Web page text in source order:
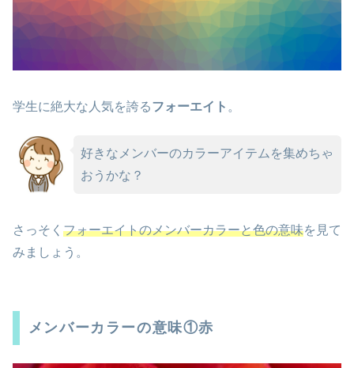
学生に絶大な人気を誇るフォーエイト 。
好きなメンバーのカラーアイテムを集めちゃ
おうかな？
さっそく フォーエイトのメンバーカラーと色の意味を見て
みましょう。
メンバーカラーの意味①赤